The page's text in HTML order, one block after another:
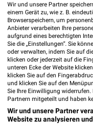
O 7, 14
68161
Heute
482,48 km •
GALERIA
P 1 1
68161
Heute
Wir und unsere Partner
einem Gerät zu, wie z. B.
Browserspeichern, um
Anbieter verarbeiten Ihre
aufgrund eines berechtigten
Sie die „Einstellungen“. Sie
oder verwalten, indem Sie auf
klicken oder jederzeit auf die
unteren Ecke der Website
klicken Sie auf den
und klicken Sie auf den
Sie Ihre Einwilligung
Partnern mitgeteilt und haben
Wir und unsere Partner
Website zu analysieren